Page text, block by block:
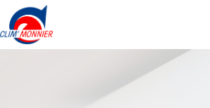
Panneau de gestion des cookies